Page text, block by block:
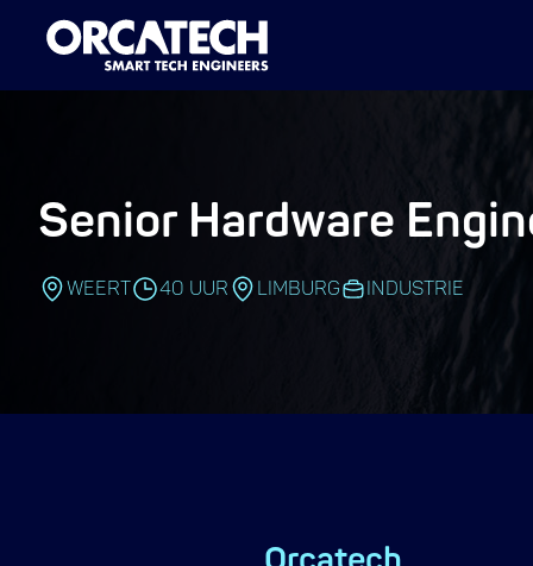
Senior Hardware
WEERT 40 UUR LIMBURG INDUSTRIE